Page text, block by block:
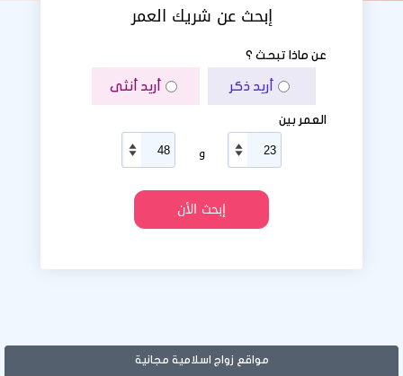
إبحث عن شريك العمر
عن ماذا تبحث ؟
أريد ذكر أريد أنثى
العمر بين
و
مواقع زواج اسلامية مجانية